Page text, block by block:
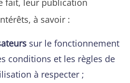
à savoir :
sur le fonctionnement
conditions et les règles de
à respecter ;